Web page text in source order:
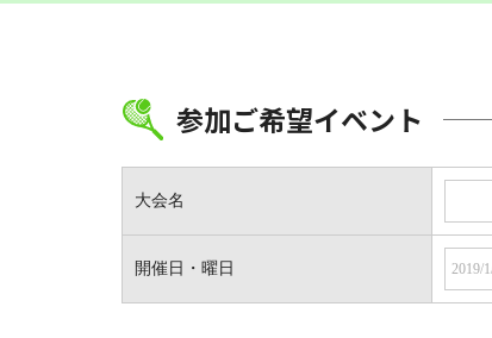
参加ご希望イベント
大会名
開催日・曜日